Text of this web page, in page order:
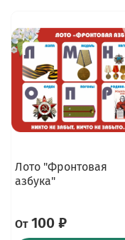
Лото "Фронтовая
азбука"
От100 ₽